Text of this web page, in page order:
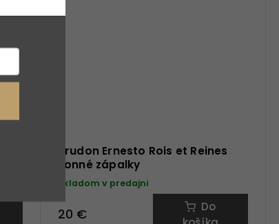
Trudon Ernesto Rois et Reines
vonné zápalky
Skladom v predajni
20 €
Do